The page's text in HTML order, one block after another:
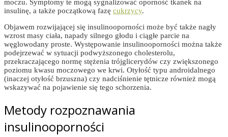
moczu. Symptomy te mogą sygnalizować oporność tkanek na
insulinę, a także początkową fazę cukrzycy.
Objawem rozwijającej się insulinooporności może być także nagły
wzrost masy ciała, napady silnego głodu i ciągłe parcie na
węglowodany proste. Występowanie insulinooporności można także
podejrzewać w sytuacji podwyższonego cholesterolu,
przekraczającego normę stężenia trójglicerydów czy zwiększonego
poziomu kwasu moczowego we krwi. Otyłość typu androidalnego
(inaczej otyłość brzuszna) czy nadciśnienie tętnicze również mogą
wskazywać na pojawienie się tego schorzenia.
Metody rozpoznawania
insulinooporności